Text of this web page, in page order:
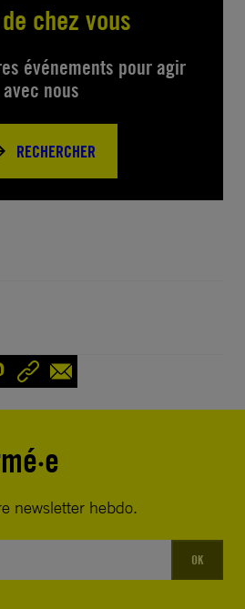
chez vous
événements pour agir
avec nous
RECHERCHER
newsletter hebdo.
OK